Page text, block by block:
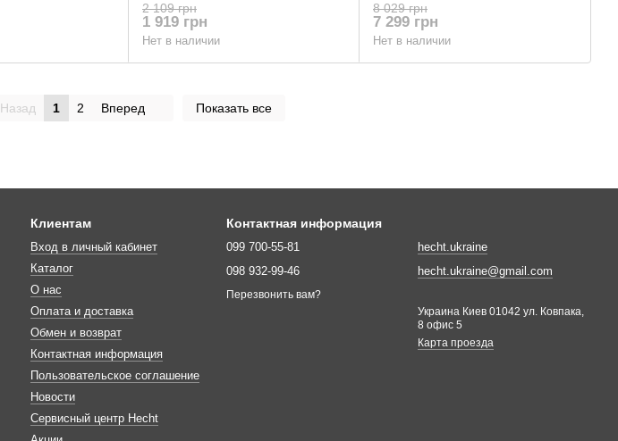
2 109 грн
1 919 грн
Нет в наличии
8 029 грн
7 299 грн
Нет в наличии
Назад 1 2 Вперед Показать все
Клиентам
Вход в личный кабинет
Каталог
О нас
Оплата и доставка
Обмен и возврат
Контактная информация
Пользовательское соглашение
Новости
Сервисный центр Hecht
Контактная информация
099 700-55-81
098 932-99-46
Перезвонить вам?
hecht.ukraine
hecht.ukraine@gmail.com
Украина Киев 01042 ул. Ковпака,
8 офис 5
Карта проезда